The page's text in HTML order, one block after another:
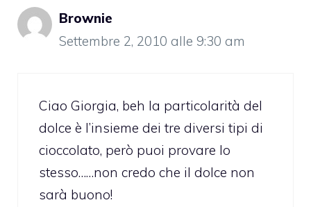
Brownie
Settembre 2, 2010 alle 9:30 am
Ciao Giorgia, beh la particolarità del
dolce è l’insieme dei tre diversi tipi di
cioccolato, però puoi provare lo
stesso……non credo che il dolce non
sarà buono!